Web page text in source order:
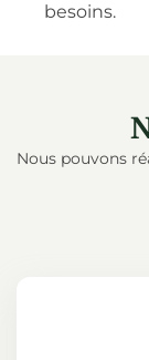
besoins.
Nous pouvons